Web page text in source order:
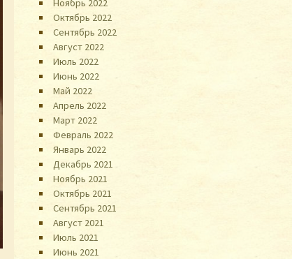
Ноябрь 2022
Октябрь 2022
Сентябрь 2022
Август 2022
Июль 2022
Июнь 2022
Май 2022
Апрель 2022
Март 2022
Февраль 2022
Январь 2022
Декабрь 2021
Ноябрь 2021
Октябрь 2021
Сентябрь 2021
Август 2021
Июль 2021
Июнь 2021